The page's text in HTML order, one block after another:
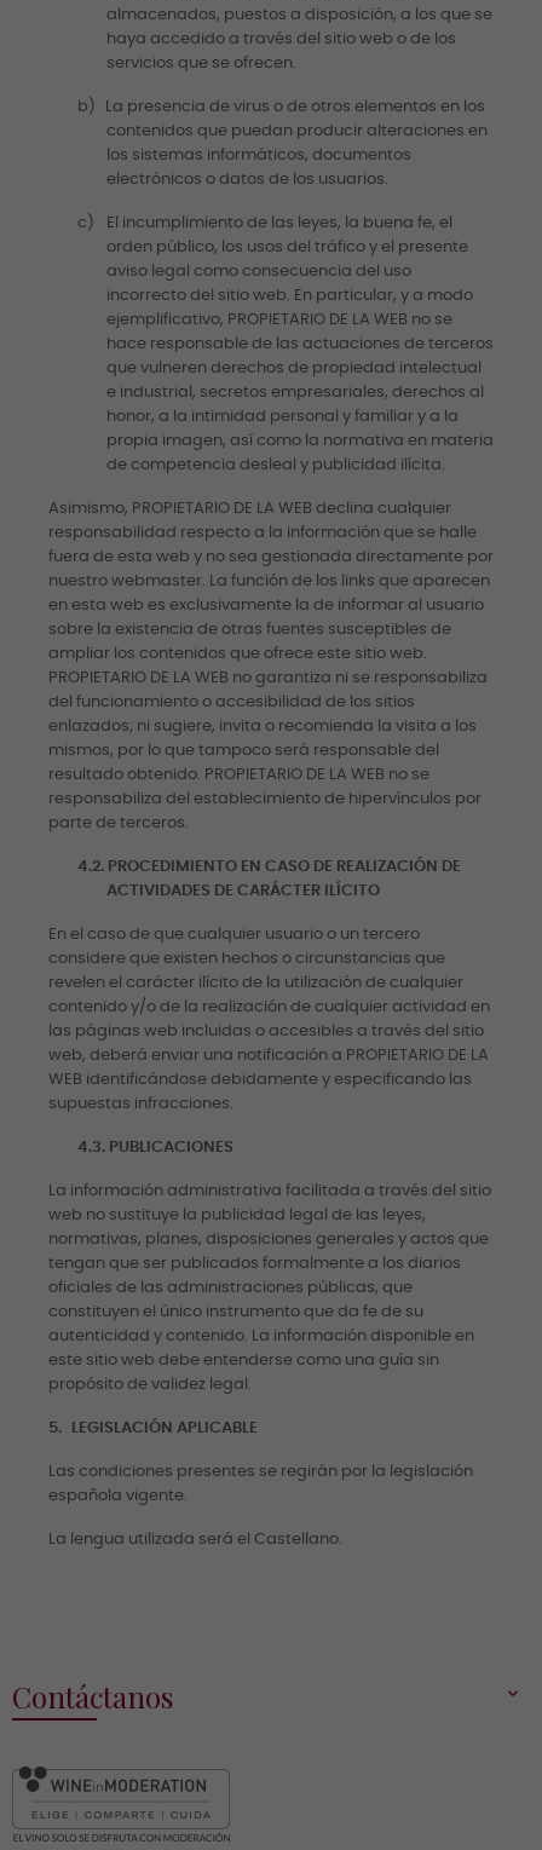
almacenados, puestos a disposición, a los que se
haya accedido a través del sitio web o de los
servicios que se ofrecen.
b)
La presencia de virus o de otros elementos en los
contenidos que puedan producir alteraciones en
los sistemas informáticos, documentos
electrónicos o datos de los usuarios.
c)
El incumplimiento de las leyes, la buena fe, el
orden público, los usos del tráfico y el presente
aviso legal como consecuencia del uso
incorrecto del sitio web. En particular, y a modo
ejemplificativo, PROPIETARIO DE LA WEB no se
hace responsable de las actuaciones de terceros
que vulneren derechos de propiedad intelectual
e industrial, secretos empresariales, derechos al
honor, a la intimidad personal y familiar y a la
propia imagen, así como la normativa en materia
de competencia desleal y publicidad ilícita.
Asimismo, PROPIETARIO DE LA WEB declina cualquier
responsabilidad respecto a la información que se halle
fuera de esta web y no sea gestionada directamente por
nuestro webmaster. La función de los links que aparecen
en esta web es exclusivamente la de informar al usuario
sobre la existencia de otras fuentes susceptibles de
ampliar los contenidos que ofrece este sitio web.
PROPIETARIO DE LA WEB no garantiza ni se responsabiliza
del funcionamiento o accesibilidad de los sitios
enlazados; ni sugiere, invita o recomienda la visita a los
mismos, por lo que tampoco será responsable del
resultado obtenido. PROPIETARIO DE LA WEB no se
responsabiliza del establecimiento de hipervínculos por
parte de terceros.
4.2. PROCEDIMIENTO EN CASO DE REALIZACIÓN DE
ACTIVIDADES DE CARÁCTER ILÍCITO
En el caso de que cualquier usuario o un tercero
considere que existen hechos o circunstancias que
revelen el carácter ilícito de la utilización de cualquier
contenido y/o de la realización de cualquier actividad en
las páginas web incluidas o accesibles a través del sitio
web, deberá enviar una notificación a PROPIETARIO DE LA
WEB identificándose debidamente y especificando las
supuestas infracciones.
4.3. PUBLICACIONES
La información administrativa facilitada a través del sitio
web no sustituye la publicidad legal de las leyes,
normativas, planes, disposiciones generales y actos que
tengan que ser publicados formalmente a los diarios
oficiales de las administraciones públicas, que
constituyen el único instrumento que da fe de su
autenticidad y contenido. La información disponible en
este sitio web debe entenderse como una guía sin
propósito de validez legal.
5. LEGISLACIÓN APLICABLE
Las condiciones presentes se regirán por la legislación
española vigente.
La lengua utilizada será el Castellano.
Contáctanos 